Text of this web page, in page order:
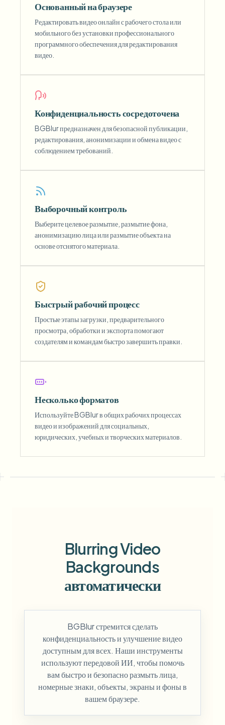
Основанный на браузере
Редактировать видео онлайн с рабочего стола или
мобильного без установки профессионального
программного обеспечения для редактирования
видео.
Конфиденциальность сосредоточена
BGBlur предназначен для безопасной публикации,
редактирования, анонимизации и обмена видео с
соблюдением требований.
Выборочный контроль
Выберите целевое размытие, размытие фона,
анонимизацию лица или размытие объекта на
основе отснятого материала.
Быстрый рабочий процесс
Простые этапы загрузки, предварительного
просмотра, обработки и экспорта помогают
создателям и командам быстро завершить правки.
Несколько форматов
Используйте BGBlur в общих рабочих процессах
видео и изображений для социальных,
юридических, учебных и творческих материалов.
Blurring Video
Backgrounds
автоматически
BGBlur стремится сделать
конфиденциальность и улучшение видео
доступным для всех. Наши инструменты
используют передовой ИИ, чтобы помочь
вам быстро и безопасно размыть лица,
номерные знаки, объекты, экраны и фоны в
вашем браузере.